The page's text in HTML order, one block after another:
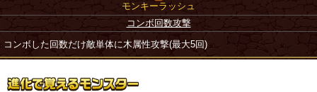
モンキーラッシュ
コンボ回数攻撃
コンボした回数だけ敵単体に木属性攻撃(最大5回)